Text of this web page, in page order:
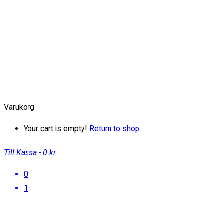
Varukorg
Your cart is empty! Return to shop
Till Kassa - 0 kr
0
1